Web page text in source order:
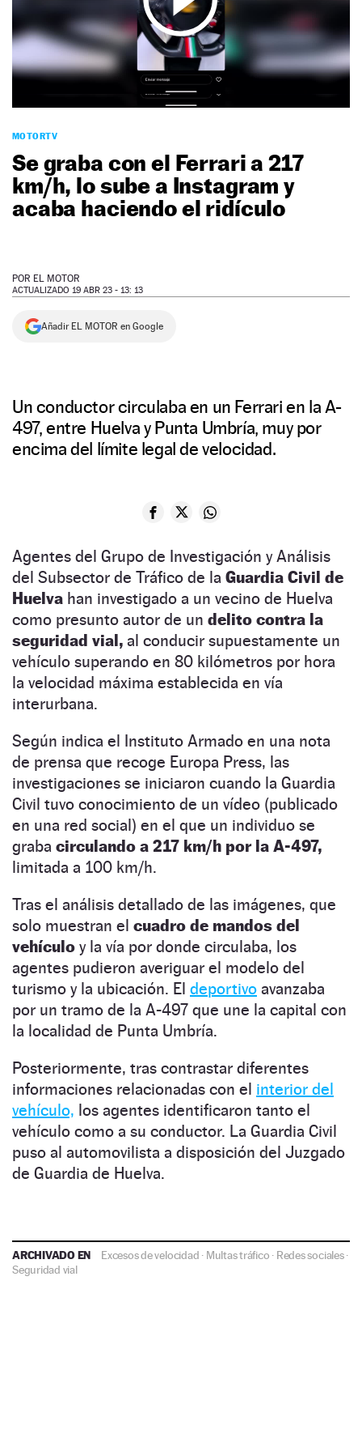
SÍGUENOS
MOTORTV
Se graba con el Ferrari a 217
km/h, lo sube a Instagram y
acaba haciendo el ridículo
POR EL MOTOR
ACTUALIZADO 19 ABR 23 - 13: 13
Añadir EL MOTOR en Google
Un conductor circulaba en un Ferrari en la A-
497, entre Huelva y Punta Umbría, muy por
encima del límite legal de velocidad.
Agentes del Grupo de Investigación y Análisis
del Subsector de Tráfico de la Guardia Civil de
Huelva han investigado a un vecino de Huelva
como presunto autor de un delito contra la
seguridad vial, al conducir supuestamente un
vehículo superando en 80 kilómetros por hora
la velocidad máxima establecida en vía
interurbana.
Según indica el Instituto Armado en una nota
de prensa que recoge Europa Press, las
investigaciones se iniciaron cuando la Guardia
Civil tuvo conocimiento de un vídeo (publicado
en una red social) en el que un individuo se
graba circulando a 217 km/h por la A-497,
limitada a 100 km/h.
Tras el análisis detallado de las imágenes, que
solo muestran el cuadro de mandos del
vehículo y la vía por donde circulaba, los
agentes pudieron averiguar el modelo del
turismo y la ubicación. El deportivo avanzaba
por un tramo de la A-497 que une la capital con
la localidad de Punta Umbría.
Posteriormente, tras contrastar diferentes
informaciones relacionadas con el interior del
vehículo, los agentes identificaron tanto el
vehículo como a su conductor. La Guardia Civil
puso al automovilista a disposición del Juzgado
de Guardia de Huelva.
ARCHIVADO EN Excesos de velocidad · Multas tráfico · Redes sociales·
Seguridad vial